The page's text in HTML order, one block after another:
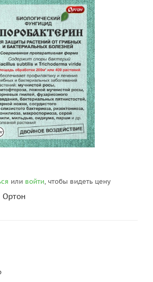
или войти, чтобы видеть цену
Ортон